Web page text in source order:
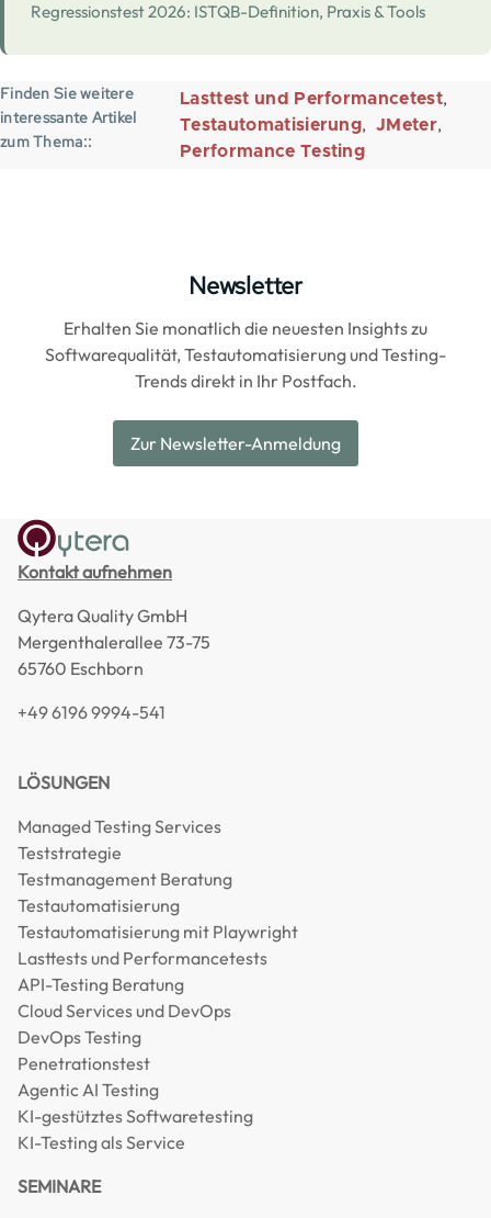
Regressionstest 2026: ISTQB-Definition, Praxis & Tools
Finden Sie weitere
interessante Artikel
zum Thema:
Lasttest und Performancetest
Testautomatisierung
JMeter
Performance Testing
Newsletter
Erhalten Sie monatlich die neuesten Insights zu
Softwarequalität, Testautomatisierung und Testing-
Trends direkt in Ihr Postfach.
Zur Newsletter-Anmeldung
Kontakt aufnehmen
Qytera Quality GmbH
Mergenthalerallee 73-75
65760 Eschborn
+49 6196 9994-541
LÖSUNGEN
Managed Testing Services
Teststrategie
Testmanagement Beratung
Testautomatisierung
Testautomatisierung mit Playwright
Lasttests und Performancetests
API-Testing Beratung
Cloud Services und DevOps
DevOps Testing
Penetrationstest
Agentic AI Testing
KI-gestütztes Softwaretesting
KI-Testing als Service
SEMINARE